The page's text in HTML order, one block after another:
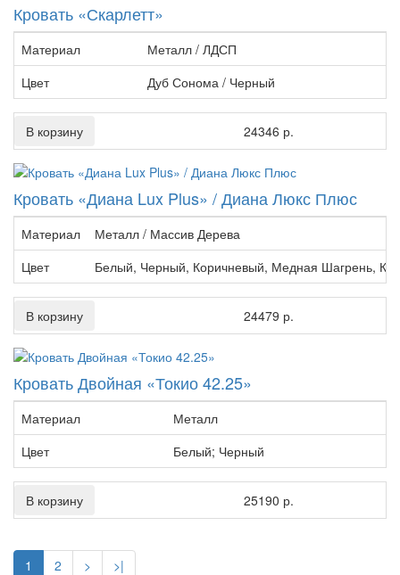
Кровать «Скарлетт»
Материал
Металл / ЛДСП
Цвет
Дуб Сонома / Черный
В корзину 24346 р.
Кровать «Диана Lux Plus» / Диана Люкс Плюс
Материал
Металл / Массив Дерева
Цвет
Белый, Черный, Коричневый, Медная Шагрень,
В корзину 24479 р.
Кровать Двойная «Токио 42.25»
Материал
Металл
Цвет
Белый; Черный
В корзину 25190 р.
1 2 > >|